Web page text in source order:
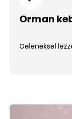
Orman
Geleneksel